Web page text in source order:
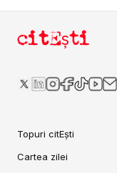
citEști
Topuri citEști
Cartea zilei